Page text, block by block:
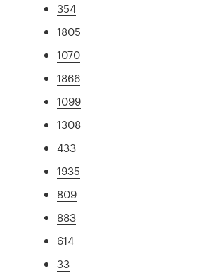
354
1805
1070
1866
1099
1308
433
1935
809
883
614
33